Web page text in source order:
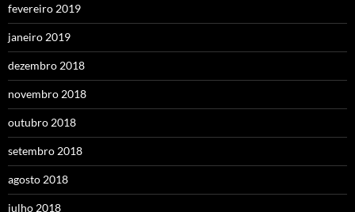
fevereiro 2019
janeiro 2019
dezembro 2018
novembro 2018
outubro 2018
setembro 2018
agosto 2018
julho 2018